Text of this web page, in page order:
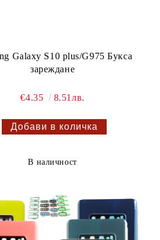
Galaxy S10 plus/G975 Букса
зареждане
€4.35 8.51лв.
В наличност